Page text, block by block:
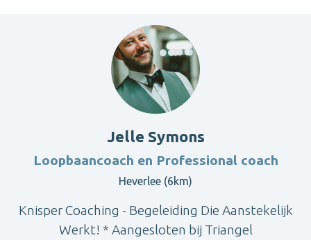
Jelle Symons
Loopbaancoach en Professional coach
Heverlee (6km)
Knisper Coaching - Begeleiding Die Aanstekelijk
Werkt! * Aangesloten bij Triangel